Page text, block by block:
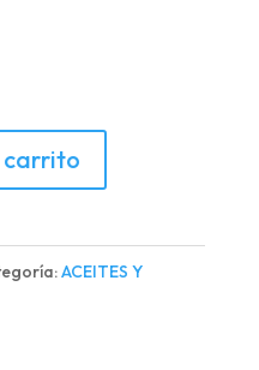
carrito
ACEITES Y